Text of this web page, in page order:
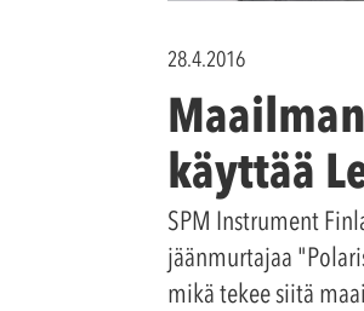
28.4.2016
käyttää
SPM Instrument
jäänmurtajaa
mikä tekee siitä